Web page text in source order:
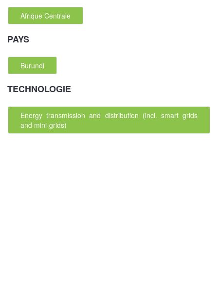
Afrique Centrale
PAYS
Burundi
TECHNOLOGIE
Energy transmission and distribution (incl. smart grids
and mini-grids)